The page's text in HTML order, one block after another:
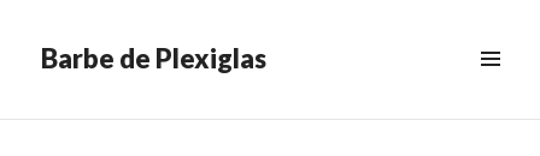
Barbe de Plexiglas
WIDGETS